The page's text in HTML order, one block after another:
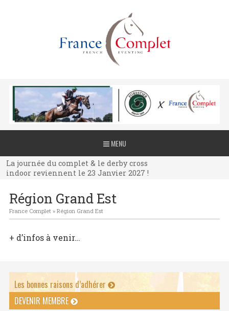
MENU
La journée du complet & le derby cross
indoor reviennent le 23 Janvier 2027 !
La journée du complet & le derby cross
indoor reviennent le 23 Janvier 2027 !
indoor reviennent le 23 Janvier 2027 !
Région Grand Est
France Complet» Région Grand Est
+ d’infos à venir…
Les bonnes raisons d’adhérer
DEVENIR MEMBRE